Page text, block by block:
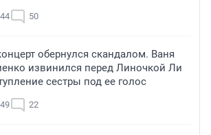
50
обернулся скандалом. Ваня
извинился перед Линочкой Ли
сестры под ее голос
22